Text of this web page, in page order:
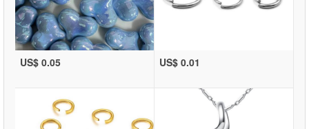
US$ 0.05 US$ 0.01